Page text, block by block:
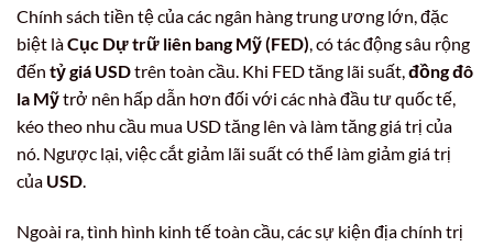
Chính sách tiền tệ của các ngân hàng trung ương lớn, đặc
biệt làCục Dự trữ liên bang Mỹ (FED), có tác động sâu rộng
đến tỷ giá USDtrên toàn cầu. Khi FED tăng lãi suất,đồng đô
la Mỹtrở nên hấp dẫn hơn đối với các nhà đầu tư quốc tế,
kéo theo nhu cầu mua USD tăng lên và làm tăng giá trị của
nó. Ngược lại, việc cắt giảm lãi suất có thể làm giảm giá trị
của USD.
Ngoài ra, tình hình kinh tế toàn cầu, các sự kiện địa chính trị